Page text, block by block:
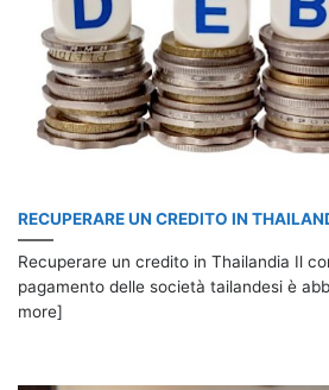
RECUPERARE UN CREDITO IN
Recuperare un credito in Thailandia Il
pagamento delle società tailandesi è
more]